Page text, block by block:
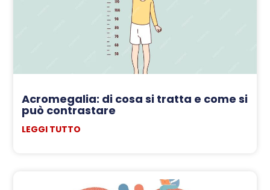
Acromegalia: di cosa si tratta e come si
può contrastare
LEGGI TUTTO